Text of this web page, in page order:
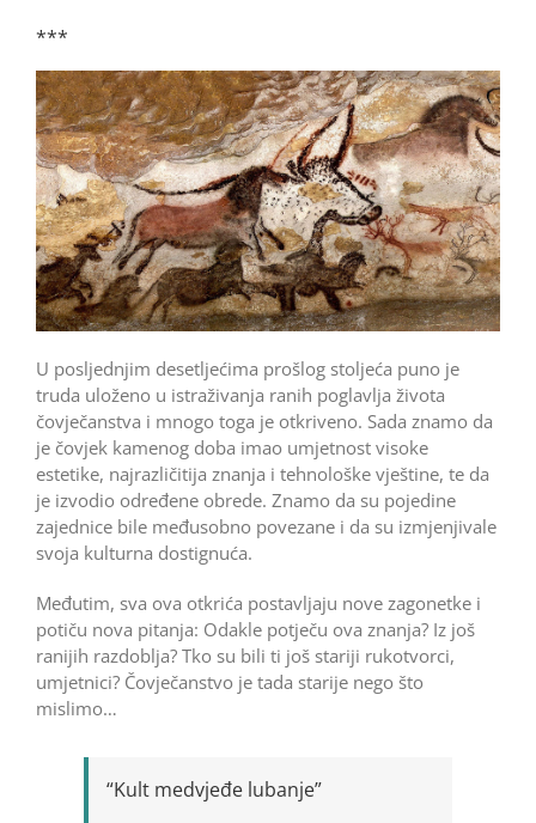
***
U posljednjim desetljećima prošlog stoljeća puno je
truda uloženo u istraživanja ranih poglavlja života
čovječanstva i mnogo toga je otkriveno. Sada znamo da
je čovjek kamenog doba imao umjetnost visoke
estetike, najrazličitija znanja i tehnološke vještine, te da
je izvodio određene obrede. Znamo da su pojedine
zajednice bile međusobno povezane i da su izmjenjivale
svoja kulturna dostignuća.
Međutim, sva ova otkrića postavljaju nove zagonetke i
potiču nova pitanja: Odakle potječu ova znanja? Iz još
ranijih razdoblja? Tko su bili ti još stariji rukotvorci,
umjetnici? Čovječanstvo je tada starije nego što
mislimo…
“Kult medvjeđe lubanje”